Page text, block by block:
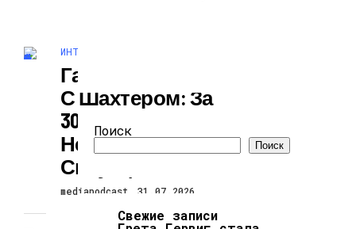
ИНТЕРЕСНОЕ И ПОЗНАВАТЕЛЬНОЕ
Гаттузо Об Игре
С Шахтером: За
30 Лет В Футболе
Не Было Таких
Ситуаций
mediapodcast 31.07.2026
Поиск
Поиск
Свежие записи